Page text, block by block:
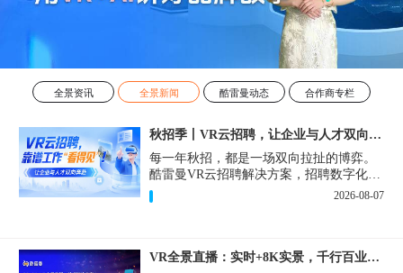
全景资讯 全景新闻 酷雷曼动态 合作商专栏
秋招季丨VR云招聘，让企业与人才双向奔赴！
每一年秋招，都是一场双向拉扯的博弈。
酷雷曼VR云招聘解决方案，招聘数字化的
实用工具，告别“信息博弈”，真正实现企
业与人才双向奔赴。
2026-08-07
VR全景直播：实时+8K实景，千行百业的数字化利器